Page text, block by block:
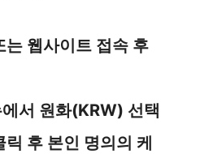
는 웹사이트 접속 후
서 원화(KRW) 선택
릭 후 본인 명의의 케